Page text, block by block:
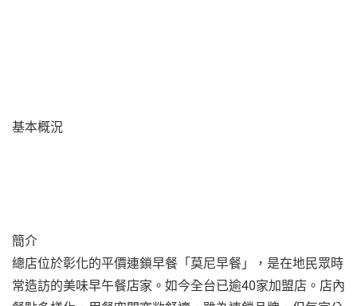
基本概況
簡介
總店位於彰化的平價連鎖早餐「莫尼早餐」，是在地民眾時
常造訪的美味早午餐店家。如今全台已逾40家加盟店。店內